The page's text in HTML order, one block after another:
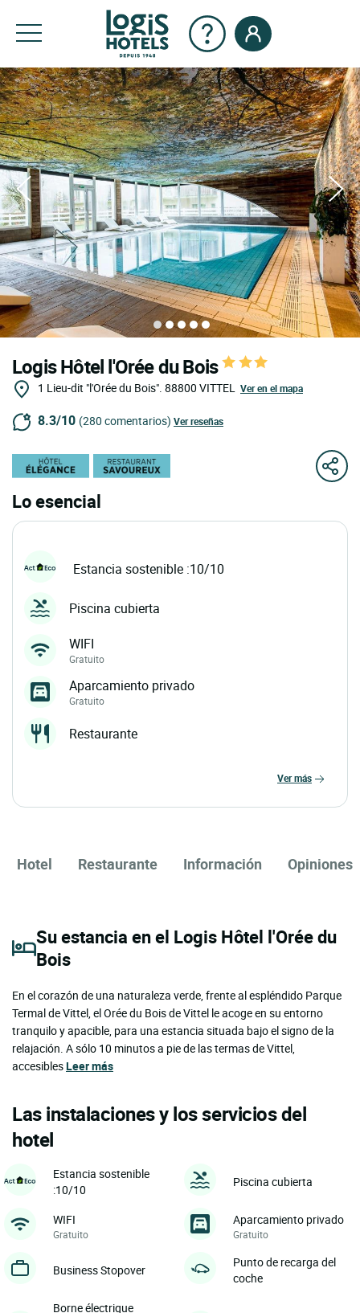
Logis Hôtel l'Orée du Bois
1 Lieu-dit "l'Orée du Bois". 88800 VITTEL Ver en el mapa
8.3/10 (280 comentarios) Ver reseñas
Lo esencial
Estancia sostenible :10/10
Piscina cubierta
WIFI
Gratuito
Aparcamiento privado
Gratuito
Restaurante
ver más
Hotel Restaurante Información Opiniones
Su estancia en el Logis Hôtel l'Orée du
Bois
En el corazón de una naturaleza verde, frente al espléndido Parque
Termal de Vittel, el Orée du Bois de Vittel le acoge en su entorno
tranquilo y apacible, para una estancia situada bajo el signo de la
relajación. A sólo 10 minutos a pie de las termas de Vittel,
accesiblesLeer más
Las instalaciones y los servicios del
hotel
Estancia sostenible
:10/10
Piscina cubierta
WIFI
Gratuito
Aparcamiento privado
Gratuito
Business Stopover
Punto de recarga del
coche
Borne électrique